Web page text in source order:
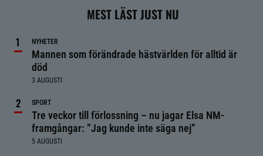
MEST LÄST JUST NU
NYHETER
Mannen som förändrade hästvärlden för alltid är
död
3 AUGUSTI
SPORT
Tre veckor till förlossning – nu jagar Elsa NM-
framgångar: ”Jag kunde inte säga nej”
5 AUGUSTI